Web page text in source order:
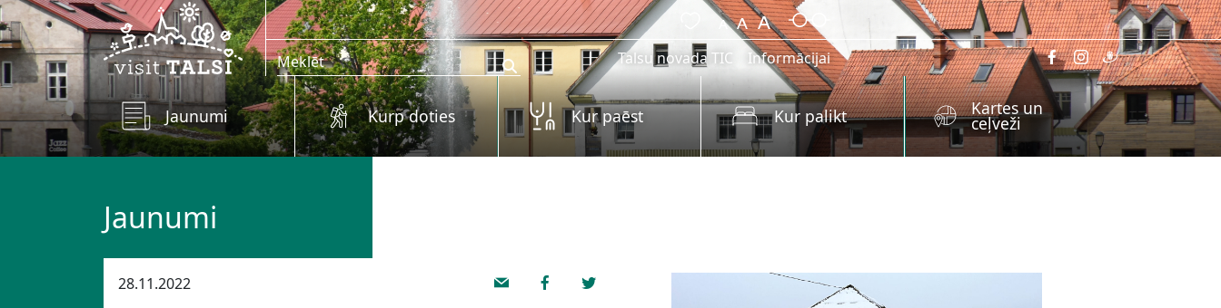
Skip to main content
Talsu novada TIC Informācijai
Jaunumi Kurp doties Kur paēst Kur palikt Kartes un
ceļveži
Jaunumi
28.11.2022